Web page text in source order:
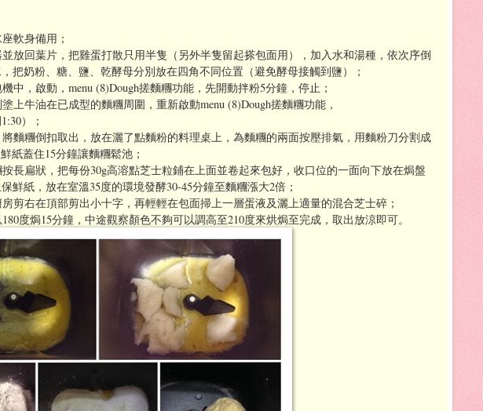
軟身備用；
放回葉片，把雞蛋打散只用半隻（另外半隻留起搽包面用），加入水和湯種，依次序倒
把奶粉、糖、鹽、乾酵母分別放在四角不同位置（避免酵母接觸到鹽）；
中，啟動，menu (8)Dough搓麵糰功能，先開動拌粉5分鐘，停止；
上牛油在已成型的麵糰周圍，重新啟動menu (8)Dough搓麵糰功能，
）；
麵糰倒扣取出，放在灑了點麵粉的料理桌上，為麵糰的兩面按壓排氣，用麵粉刀分割成
紙蓋住15分鐘讓麵糰鬆池；
長扁狀，把每份30g高溶點芝士粒鋪在上面並卷起來包好，收口位的一面向下放在焗盤
鮮紙，放在室溫35度的環境發酵30-45分鐘至麵糰漲大2倍；
剪右在頂部剪出小十字，再輕輕在包面掃上一層蛋液及灑上適量的混合芝士碎；
度焗15分鐘，中途觀察顏色不夠可以調高至210度來烘焗至完成，取出放涼即可。